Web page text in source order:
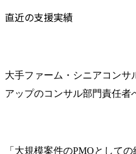
直近の支援実績
大手ファーム・シニアコンサ
アップのコンサル部門責任者
「大規模案件のPMOとして